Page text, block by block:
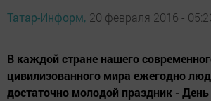
Татар-Информ, 20 февраля 2016 -
В каждой стране нашего
цивилизованного мира ежегодно
достаточно молодой праздник -